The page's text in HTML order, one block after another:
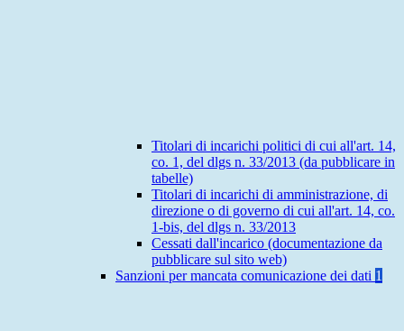
Titolari di incarichi politici di cui all'art. 14,
co. 1, del dlgs n. 33/2013 (da pubblicare in
tabelle)
Titolari di incarichi di amministrazione, di
direzione o di governo di cui all'art. 14, co.
1-bis, del dlgs n. 33/2013
Cessati dall'incarico (documentazione da
pubblicare sul sito web)
Sanzioni per mancata comunicazione dei dati 1